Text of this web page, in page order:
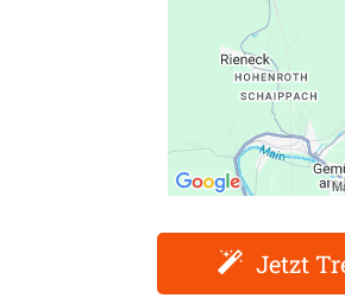
Jetzt